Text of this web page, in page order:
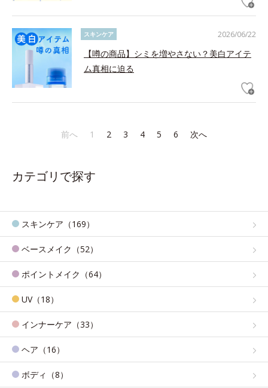
2026/06/22
スキンケア
【噂の商品】シミを増やさない？美白アイテ
ム真相に迫る
前へ 1 2 3 4 5 6 次へ
カテゴリで探す
スキンケア（169）
ベースメイク（52）
ポイントメイク（64）
UV（18）
インナーケア（33）
ヘア（16）
ボディ（8）